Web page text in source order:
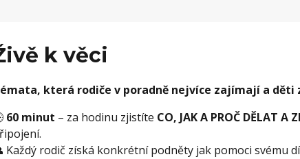
k věci
která rodiče v poradně nejvíce zajímají a děti
60 minut – za hodinu zjistíte CO, JAK A PROČ DĚLAT A
Každý rodič získá konkrétní podněty jak pomoci svému